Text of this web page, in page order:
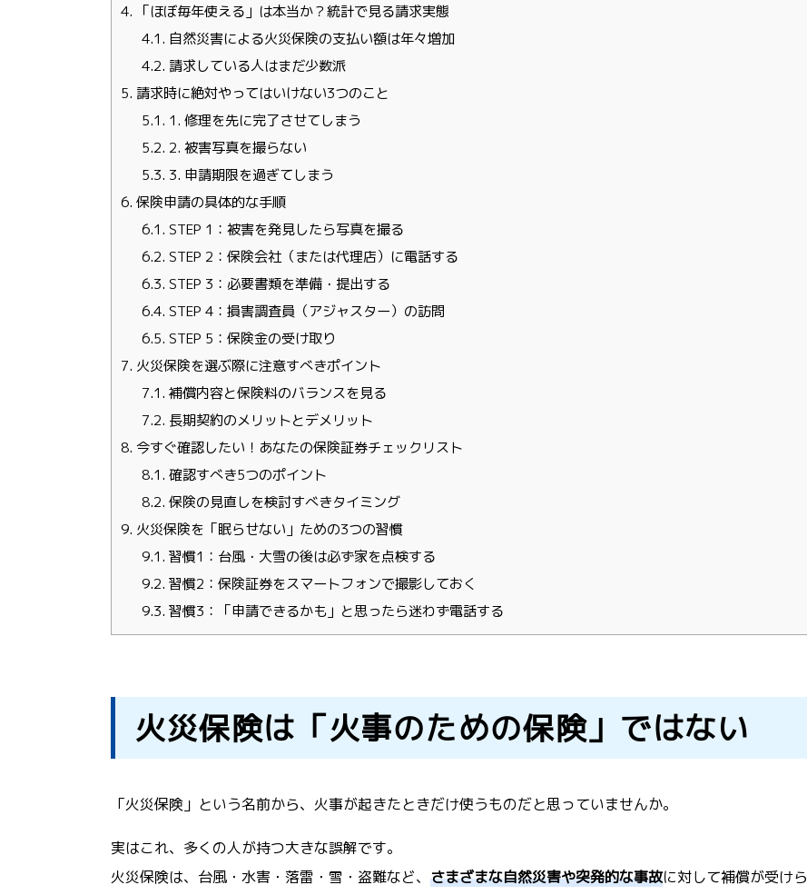
4. 「ほぼ毎年使える」は本当か？統計で見る請求実態
4.1. 自然災害による火災保険の支払い額は年々増加
4.2. 請求している人はまだ少数派
5. 請求時に絶対やってはいけない3つのこと
5.1. 1. 修理を先に完了させてしまう
5.2. 2. 被害写真を撮らない
5.3. 3. 申請期限を過ぎてしまう
6. 保険申請の具体的な手順
6.1. STEP 1：被害を発見したら写真を撮る
6.2. STEP 2：保険会社（または代理店）に電話する
6.3. STEP 3：必要書類を準備・提出する
6.4. STEP 4：損害調査員（アジャスター）の訪問
6.5. STEP 5：保険金の受け取り
7. 火災保険を選ぶ際に注意すべきポイント
7.1. 補償内容と保険料のバランスを見る
7.2. 長期契約のメリットとデメリット
8. 今すぐ確認したい！あなたの保険証券チェックリスト
8.1. 確認すべき5つのポイント
8.2. 保険の見直しを検討すべきタイミング
9. 火災保険を「眠らせない」ための3つの習慣
9.1. 習慣1：台風・大雪の後は必ず家を点検する
9.2. 習慣2：保険証券をスマートフォンで撮影しておく
9.3. 習慣3：「申請できるかも」と思ったら迷わず電話する
火災保険は「火事のための保険」ではない
「火災保険」という名前から、火事が起きたときだけ使うものだと思っていませんか。
実はこれ、多くの人が持つ大きな誤解です。
火災保険は、台風・水害・落雷・雪・盗難など、 さまざまな自然災害や突発的な事故に対して補償が受けら